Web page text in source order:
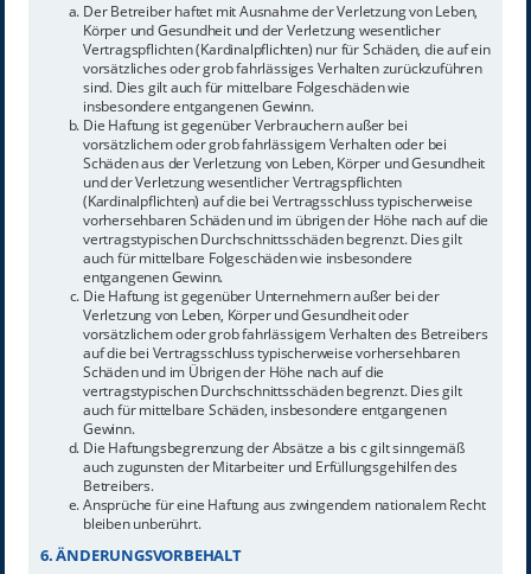
Der Betreiber haftet mit Ausnahme der Verletzung von Leben,
Körper und Gesundheit und der Verletzung wesentlicher
Vertragspflichten (Kardinalpflichten) nur für Schäden, die auf ein
vorsätzliches oder grob fahrlässiges Verhalten zurückzuführen
sind. Dies gilt auch für mittelbare Folgeschäden wie
insbesondere entgangenen Gewinn.
Die Haftung ist gegenüber Verbrauchern außer bei
vorsätzlichem oder grob fahrlässigem Verhalten oder bei
Schäden aus der Verletzung von Leben, Körper und Gesundheit
und der Verletzung wesentlicher Vertragspflichten
(Kardinalpflichten) auf die bei Vertragsschluss typischerweise
vorhersehbaren Schäden und im übrigen der Höhe nach auf die
vertragstypischen Durchschnittsschäden begrenzt. Dies gilt
auch für mittelbare Folgeschäden wie insbesondere
entgangenen Gewinn.
Die Haftung ist gegenüber Unternehmern außer bei der
Verletzung von Leben, Körper und Gesundheit oder
vorsätzlichem oder grob fahrlässigem Verhalten des Betreibers
auf die bei Vertragsschluss typischerweise vorhersehbaren
Schäden und im Übrigen der Höhe nach auf die
vertragstypischen Durchschnittsschäden begrenzt. Dies gilt
auch für mittelbare Schäden, insbesondere entgangenen
Gewinn.
Die Haftungsbegrenzung der Absätze a bis c gilt sinngemäß
auch zugunsten der Mitarbeiter und Erfüllungsgehilfen des
Betreibers.
Ansprüche für eine Haftung aus zwingendem nationalem Recht
bleiben unberührt.
6. ÄNDERUNGSVORBEHALT